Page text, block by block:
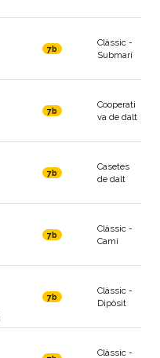
7b
Clàssic -
Submarí
7b
Cooperati
va de dalt
7b
Casetes
de dalt
7b
Clàssic -
Camí
7b
Clàssic -
Dipòsit
Clàssic -